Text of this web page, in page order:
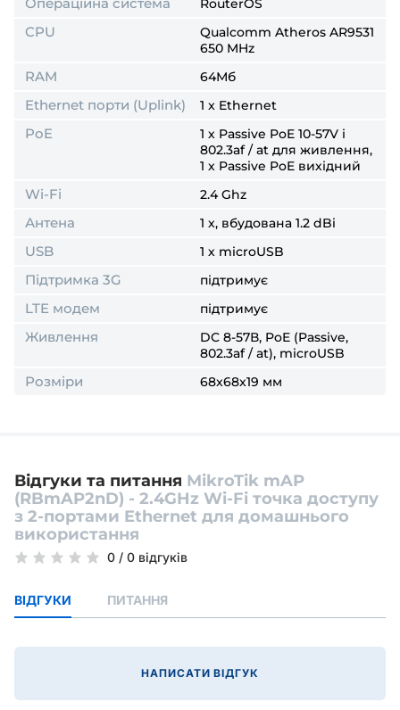
RouterOS
CPU
Qualcomm Atheros AR9531
650 MHz
RAM 64Мб
Ethernet порти (Uplink) 1 x Ethernet
PoE
1 х Passive PoE 10-57V і
802.3af / at для живлення,
1 х Passive PoE вихідний
Wi-Fi 2.4 Ghz
Антена 1 х, вбудована 1.2 dBi
USB 1 х microUSB
Підтримка 3G підтримує
LTE модем підтримує
Живлення
DC 8-57В, PoE (Passive,
802.3af / at), microUSB
Розміри 68x68x19 мм
Відгуки та питання MikroTik mAP
(RBmAP2nD) - 2.4GHz Wi-Fi точка доступу
з 2-портами Ethernet для домашнього
використання
0 / 0 відгуків
ВІДГУКИ ПИТАННЯ
НАПИСАТИ ВІДГУК